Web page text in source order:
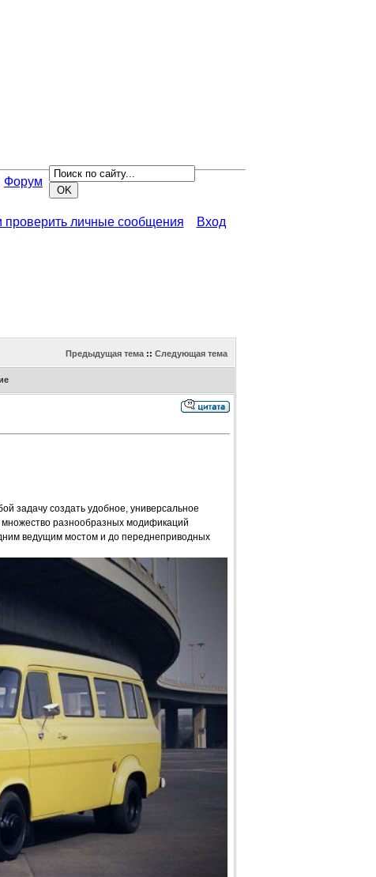
Форум
проверить личные сообщения Вход
Предыдущая тема:: Следующая тема
задачу создать удобное, универсальное
разнообразных модификаций
ведущим мостом и до переднеприводных